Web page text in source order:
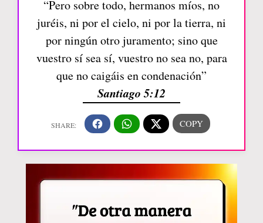
“Pero sobre todo, hermanos míos, no
juréis, ni por el cielo, ni por la tierra, ni
por ningún otro juramento; sino que
vuestro sí sea sí, vuestro no sea no, para
que no caigáis en condenación”
Santiago 5:12